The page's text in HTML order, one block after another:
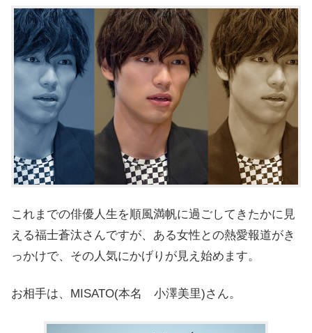
これまでの俳優人生を順風満帆に過ごしてきたかに見
える福士蒼汰さんですが、ある女性との熱愛報道がき
っかけで、その人気にかげりが見え始めます。
お相手は、MISATO(本名 小澤美里)さん。